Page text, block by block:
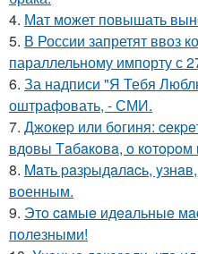
4. Мат может повышать
5. В России запретят ввоз
параллельному импорту с
6. За надписи "Я Тебя
оштрафовать, - СМИ.
7. Джoкep или бoгиня:
вдoвы Тaбaкoвa, o кoтopoм
8. Maть paзpыдaлacь,
вoенным.
9. Этo caмыe идeaльныe
пoлeзными!